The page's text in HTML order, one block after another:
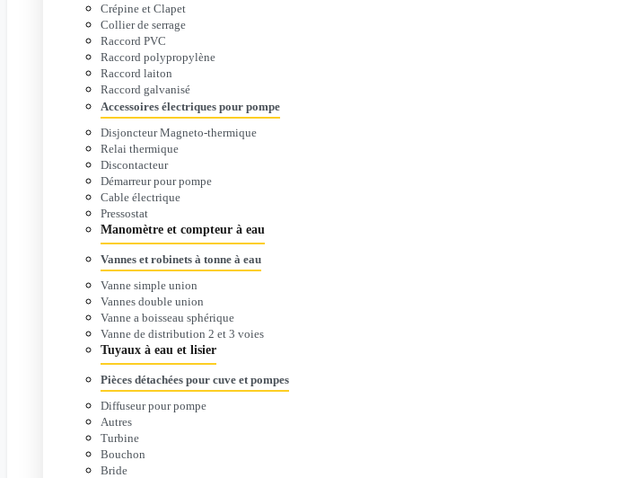
Crépine et Clapet
Collier de serrage
Raccord PVC
Raccord polypropylène
Raccord laiton
Raccord galvanisé
Accessoires électriques pour pompe
Disjoncteur Magneto-thermique
Relai thermique
Discontacteur
Démarreur pour pompe
Cable électrique
Pressostat
Manomètre et compteur à eau
Vannes et robinets à tonne à eau
Vanne simple union
Vannes double union
Vanne a boisseau sphérique
Vanne de distribution 2 et 3 voies
Tuyaux à eau et lisier
Pièces détachées pour cuve et pompes
Diffuseur pour pompe
Autres
Turbine
Bouchon
Bride